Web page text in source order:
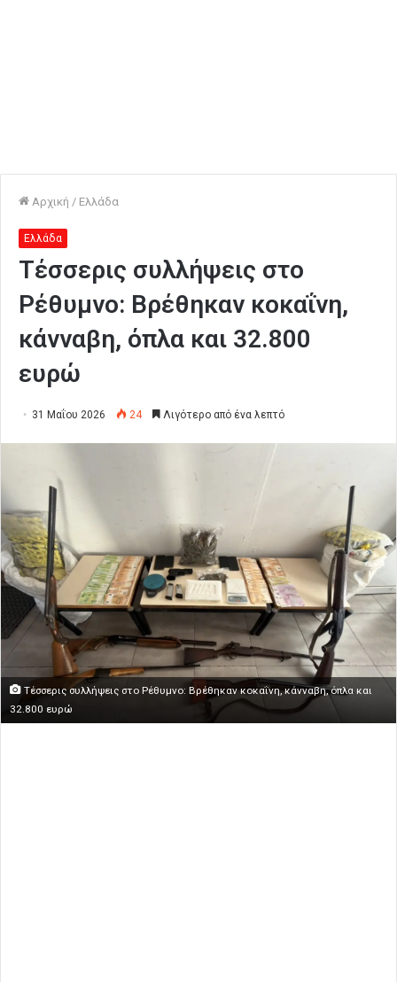
Αρχική / Ελλάδα
Ελλάδα
Τέσσερις συλλήψεις στο
Ρέθυμνο: Βρέθηκαν κοκαΐνη,
κάνναβη, όπλα και 32.800
ευρώ
31 Μαΐου 2026 24 Λιγότερο από ένα λεπτό
Τέσσερις συλλήψεις στο Ρέθυμνο: Βρέθηκαν κοκαΐνη, κάνναβη, όπλα και
32.800 ευρώ